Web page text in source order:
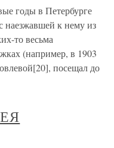
годы в Петербурге
наезжавшей к нему из
то весьма
(например, в 1903
посещал до